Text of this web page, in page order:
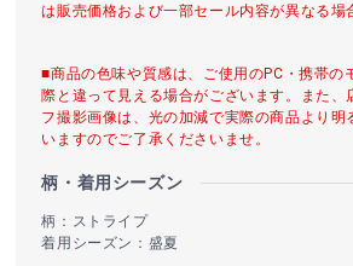
は販売価格および一部セール内容が異なる場
■商品の色味や質感は、ご使用のPC・携帯の
際と違って見える場合がございます。また、
フ撮影画像は、光の加減で実際の商品より明
いますのでご了承くださいませ。
柄・着用シーズン
柄：ストライプ
着用シーズン：盛夏